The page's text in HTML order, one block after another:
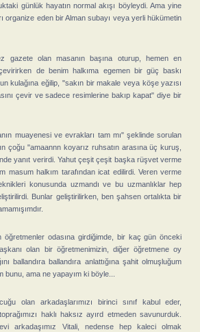
günlük hayatın normal akışı böyleydi. Ama yine
organize eden bir Alman subayı veya yerli hükümetin
gazete olan masanın başına oturup, hemen en
de benim halkıma egemen bir güç baskı
kulağına eğilip, "sakın bir makale veya köşe yazısı
çevir ve sadece resimlerine bakıp kapat" diye bir
muayenesi ve evrakları tam mı" şeklinde sorulan
çoğu "amaannn koyarız ruhsatın arasına üç kuruş,
yanıt verirdi. Yahut çeşit çeşit başka rüşvet verme
masum halkım tarafından icat edilirdi. Veren verme
konusunda uzmandı ve bu uzmanlıklar hep
Bunlar geliştirilirken, ben şahsen ortalıkta bir
odasına girdiğimde, bir kaç gün önceki
olan bir öğretmenimizin, diğer öğretmene oy
ballandıra ballandıra anlattığına şahit olmuşluğum
bunu, ama ne yapayım ki böyle...
olan arkadaşlarımızı birinci sınıf kabul eder,
haklı haksız ayırd etmeden savunurduk.
arkadaşımız Vitali, nedense hep kaleci olmak